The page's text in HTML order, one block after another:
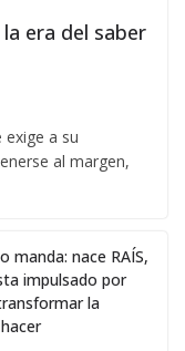
era del saber
exige a su
al margen,
manda: nace RAÍS,
impulsado por
la